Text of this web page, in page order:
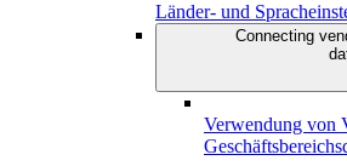
Länder- und
Connecting
Verwendung von